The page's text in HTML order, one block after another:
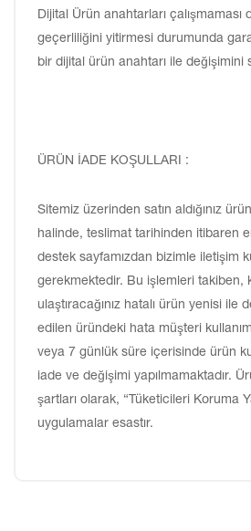
Dijital Ürün anahtarları çalışmaması
geçerliliğini yitirmesi durumunda
bir dijital ürün anahtarı ile değişimini
ÜRÜN İADE KOŞULLARI :
Sitemiz üzerinden satın aldığınız
halinde, teslimat tarihinden itibaren
destek sayfamızdan bizimle iletişim
gerekmektedir. Bu işlemleri takiben,
ulaştıracağınız hatalı ürün yenisi ile
edilen üründeki hata müşteri
veya 7 günlük süre içerisinde ürün
iade ve değişimi yapılmamaktadır.
şartları olarak, “Tüketicileri Koruma
uygulamalar esastır.